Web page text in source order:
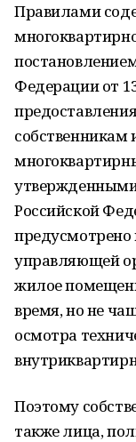
Правилами
Федерации от
собственникам
Российской
предусмотрено
управляющей
жилое
время, но не
осмотра
Поэтому
также лица,